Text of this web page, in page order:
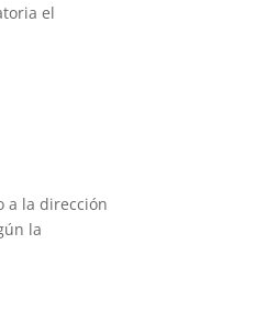
el
a la dirección
la